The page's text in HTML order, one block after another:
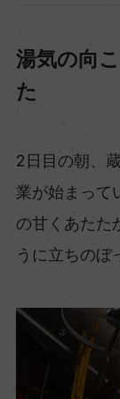
湯気の向
た
2日目の朝、
業が始まって
の甘くあたた
うに立ちのぼ